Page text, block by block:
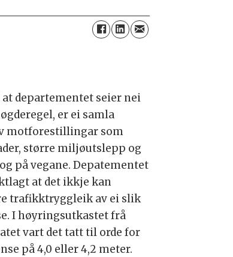
departementet seier nei
er ei samla
motforestillingar som
større miljøutslepp og
på vegane. Depatementet
at det ikkje kan
trafikktryggleik av ei slik
I høyringsutkastet frå
vart det tatt til orde for
på 4,0 eller 4,2 meter.